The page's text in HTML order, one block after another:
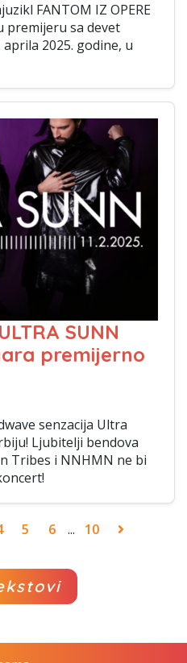
FANTOM IZ OPERE
premijeru sa devet
aprila 2025. godine, u
SUNN
premijerno
senzacija Ultra
Ljubitelji bendova
Tribes i NNHMN ne bi
5 6 ... 10